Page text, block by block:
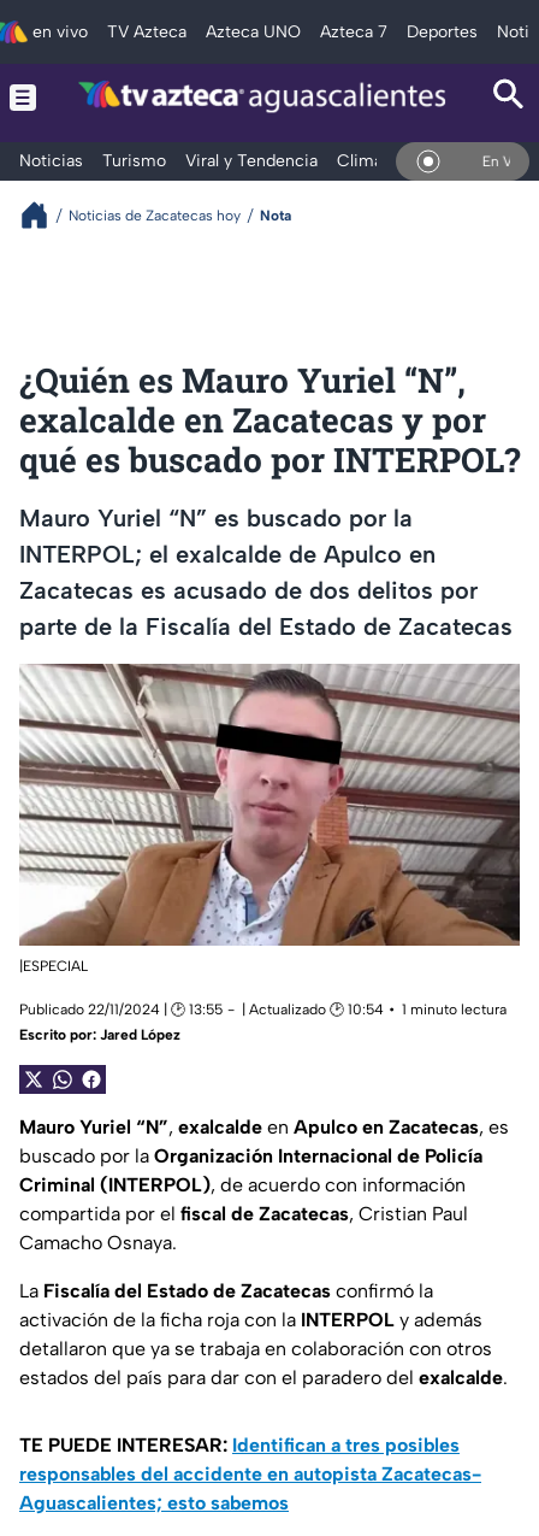
en vivo TV Azteca Azteca UNO Azteca 7 Deportes
Noticias Turismo Viral y Tendencia Clima Deportes En Vivo
Noticias de Zacatecas hoy Nota
¿Quién es Mauro Yuriel “N”,
exalcalde en Zacatecas y por
qué es buscado por INTERPOL?
Mauro Yuriel “N” es buscado por la
INTERPOL; el exalcalde de Apulco en
Zacatecas es acusado de dos delitos por
parte de la Fiscalía del Estado de Zacatecas
|ESPECIAL
Publicado 22/11/2024 | 🕑 13:55 | Actualizado 🕑 10:54
1 minuto lectura
Escrito por: Jared López
Mauro Yuriel “N”, exalcalde en Apulco en Zacatecas, es
buscado por la Organización Internacional de Policía
Criminal (INTERPOL), de acuerdo con información
compartida por el fiscal de Zacatecas, Cristian Paul
Camacho Osnaya.
La Fiscalía del Estado de Zacatecas confirmó la
activación de la ficha roja con la INTERPOL y además
detallaron que ya se trabaja en colaboración con otros
estados del país para dar con el paradero del exalcalde.
TE PUEDE INTERESAR: Identifican a tres posibles
responsables del accidente en autopista Zacatecas-
Aguascalientes; esto sabemos